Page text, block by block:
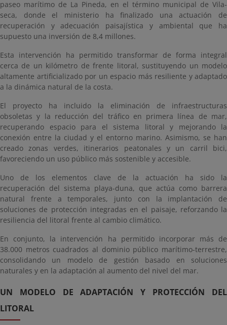
paseo marítimo de La Pineda, en el término municipal de Vila-
seca, donde el ministerio ha finalizado una actuación de
recuperación y adecuación paisajística y ambiental que ha
supuesto una inversión de 8,4 millones.
Esta intervención ha permitido transformar de forma integral
cerca de un kilómetro de frente litoral, sustituyendo un modelo
altamente artificializado por un espacio más resiliente y adaptado
a la dinámica natural de la costa.
El proyecto ha incluido la eliminación de infraestructuras
obsoletas y la reducción del tráfico en primera línea de mar,
recuperando espacio para el sistema litoral y mejorando la
conexión entre la ciudad y el entorno marino. Asimismo, se han
creado zonas verdes, itinerarios peatonales y un carril bici,
favoreciendo un uso público más sostenible y accesible.
Uno de los elementos clave de la actuación ha sido la
recuperación del sistema playa-duna, que actúa como barrera
natural frente a temporales, junto con la implantación de
soluciones de protección integradas en el paisaje, reforzando la
resiliencia del litoral frente al cambio climático.
En conjunto, la intervención ha permitido incorporar más de
38.000 metros cuadrados al dominio público marítimo-terrestre,
consolidando un modelo de gestión basado en soluciones
naturales y en la adaptación al aumento del nivel del mar.
UN MODELO DE ADAPTACIÓN Y PROTECCIÓN DEL
LITORAL